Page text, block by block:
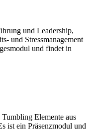
und Leadership,
und Stressmanagement
und findet in
Elemente aus
ist ein Präsenzmodul und